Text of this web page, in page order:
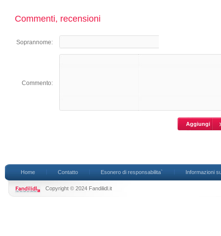
Commenti, recensioni
Soprannome:
Commento:
Home Contatto Esonero di responsabilita` Informazioni
Copyright © 2024 Fandilidl.it